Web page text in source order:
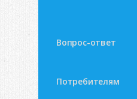
Вопрос-ответ
Потребителям